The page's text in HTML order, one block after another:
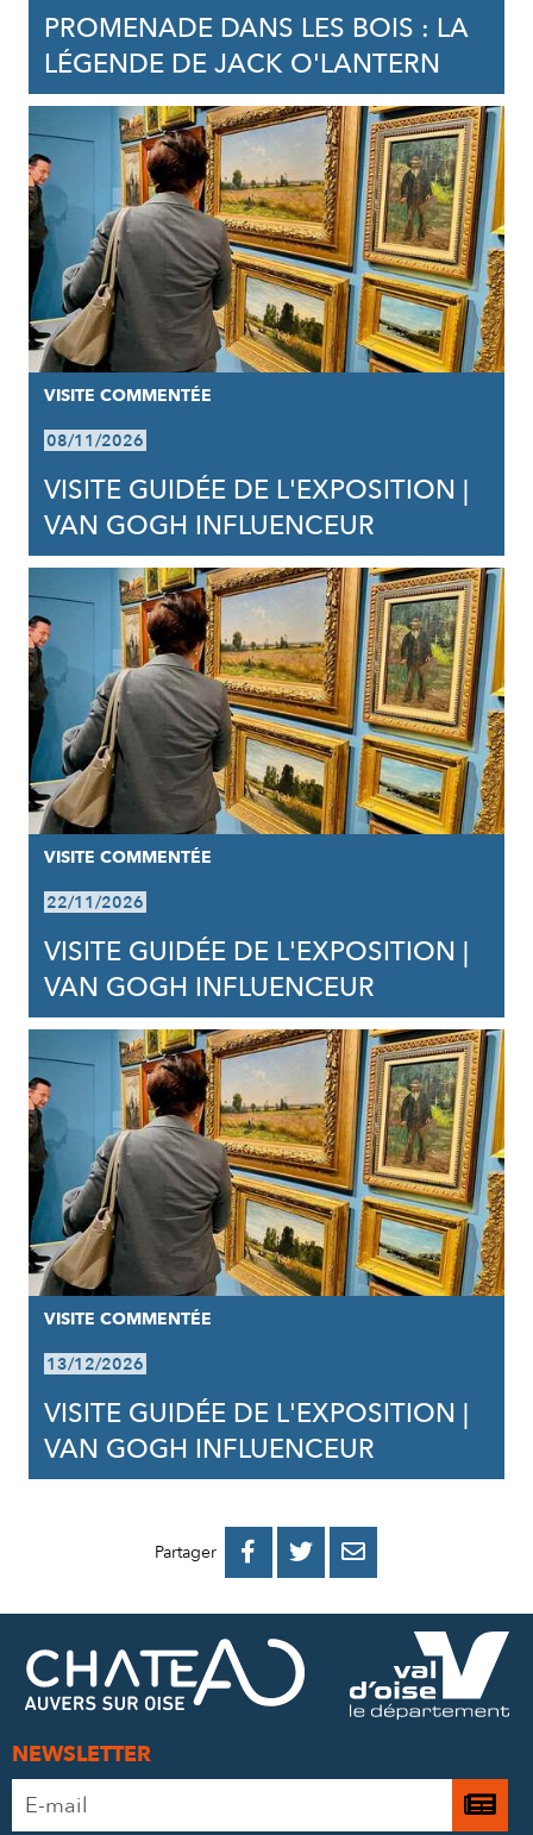
PROMENADE DANS LES BOIS : LA
LÉGENDE DE JACK O'LANTERN
VISITE COMMENTÉE
08/11/2026
VISITE GUIDÉE DE L'EXPOSITION |
VAN GOGH INFLUENCEUR
VISITE COMMENTÉE
22/11/2026
VISITE GUIDÉE DE L'EXPOSITION |
VAN GOGH INFLUENCEUR
VISITE COMMENTÉE
13/12/2026
VISITE GUIDÉE DE L'EXPOSITION |
VAN GOGH INFLUENCEUR
Partager 
PARTAGER
FACEBOOK
PARTAGER
PARTAGER
MAIL
NEWSLETTER
Adresse
e-
Je